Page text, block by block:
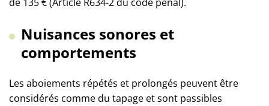
Nuisances sonores et
comportements
Les aboiements répétés et prolongés peuvent être
considérés comme du tapage et sont passibles